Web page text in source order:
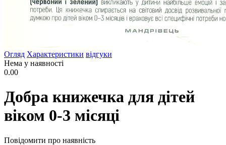
Огляд Характеристики відгуки
Нема у наявності
0.00
Добра книжечка для дітей
віком 0-3 місяці
Повідомити про наявність